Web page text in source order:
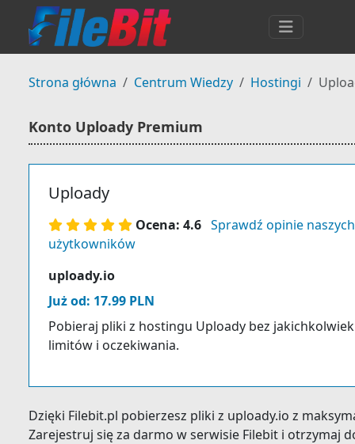
Strona główna Centrum Wiedzy Hostingi
Konto Uploady Premium
Uploady
Ocena: 4.6 Sprawdź opinie naszych
użytkowników
uploady.io
Już od: 17.99 PLN
Pobieraj pliki z hostingu Uploady bez jakichkolwiek
limitów i oczekiwania.
Dzięki Filebit.pl pobierzesz pliki z uploady.io z
Zarejestruj się za darmo w serwisie Filebit i otrzymaj